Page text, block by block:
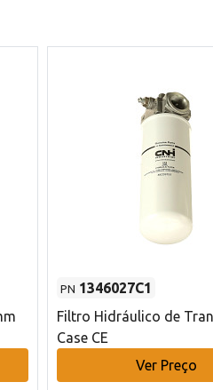
PN 1346027C1
Filtro Hidráulico de
Case CE
Ver Preço